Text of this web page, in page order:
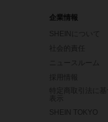
企業情報
SHEINについて
ニュースルーム
SHEIN TOKYO